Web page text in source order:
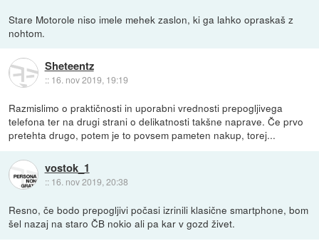
Stare Motorole niso imele mehek zaslon, ki ga lahko opraskaš z
nohtom.
Sheteentz
:: 16. nov 2019, 19:19
Razmislimo o praktičnosti in uporabni vrednosti prepogljivega
telefona ter na drugi strani o delikatnosti takšne naprave. Če prvo
pretehta drugo, potem je to povsem pameten nakup, torej...
vostok_1
:: 16. nov 2019, 20:38
Resno, če bodo prepogljivi počasi izrinili klasične smartphone, bom
šel nazaj na staro ČB nokio ali pa kar v gozd živet.